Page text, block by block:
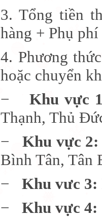
3. Tổng tiền
hàng + Phụ
4. Phương
hoặc chuyển
−
Khu vực
Thạnh, Thủ
−
Khu vực 2:
Bình Tân, Tân
−
Khu vưc 3:
−
Khu vực 4: